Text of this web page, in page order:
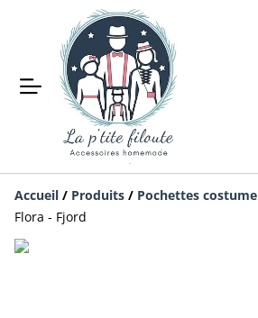
Accueil / Produits / Pochettes costume
Flora - Fjord